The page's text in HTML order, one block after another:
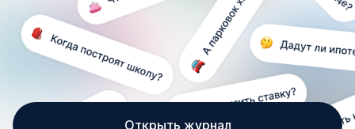
Открыть журнал